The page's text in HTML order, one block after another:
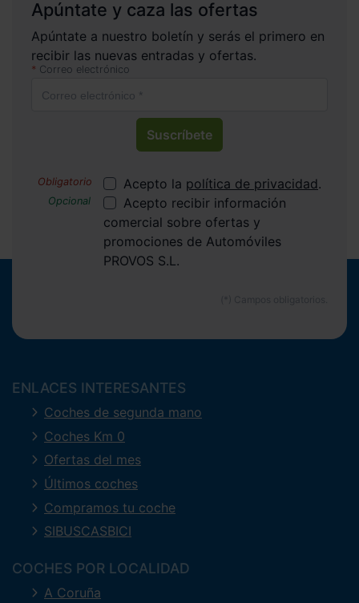
Apúntate y caza las ofertas
Apúntate a nuestro boletín y serás el primero en
recibir las nuevas entradas y ofertas.
Correo electrónico
Suscríbete
Acepto la política de privacidad.
Acepto recibir información
comercial sobre ofertas y
promociones de Automóviles
PROVOS S.L.
ENLACES INTERESANTES
Coches de segunda mano
Coches Km 0
Ofertas del mes
Últimos coches
Compramos tu coche
SIBUSCASBICI
COCHES POR LOCALIDAD
A Coruña